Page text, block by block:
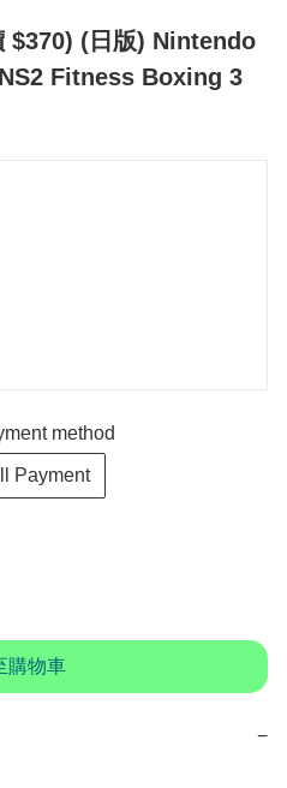
$370) (日版) Nintendo
Fitness Boxing 3
method
Payment
購物車
−